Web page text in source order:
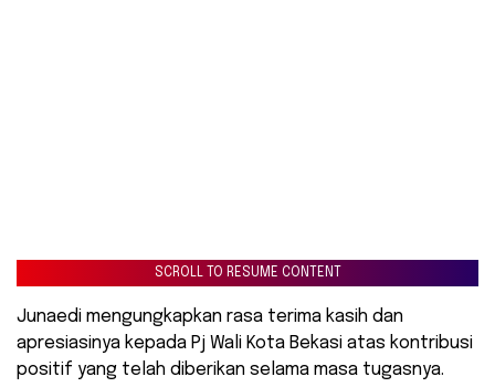
SCROLL TO RESUME CONTENT
Junaedi mengungkapkan rasa terima kasih dan
apresiasinya kepada Pj Wali Kota Bekasi atas kontribusi
positif yang telah diberikan selama masa tugasnya.